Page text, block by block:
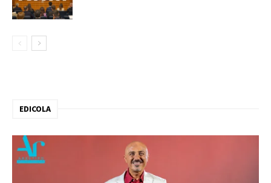
EDICOLA